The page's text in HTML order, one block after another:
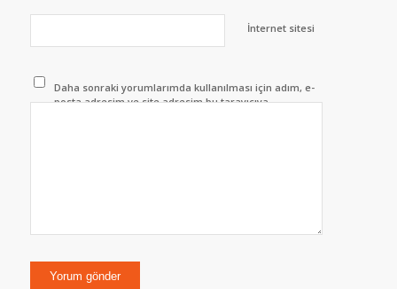
İnternet sitesi
Daha sonraki yorumlarımda kullanılması için adım, e-
posta adresim ve site adresim bu tarayıcıya